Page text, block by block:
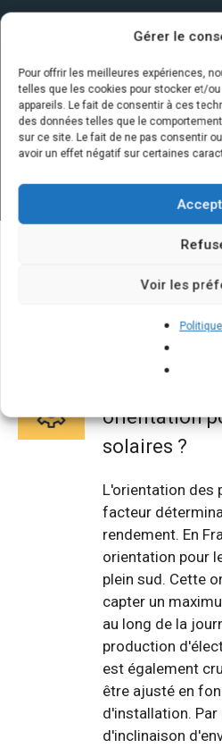
Gérer le
Pour offrir les meilleures expériences,
telles que les cookies pour stocker et/
appareils. Le fait de consentir à ces
des données telles que le
sur ce site. Le fait de ne pas consentir
avoir un effet négatif sur certaines
Voir les
Quelques infos
solaires :
orientation
solaires ?
L'orientation des
facteur
rendement. En
orientation pour
plein sud. Cette
capter un
au long de la
production
est également
être ajusté en
d'installation. Par
d'inclinaison